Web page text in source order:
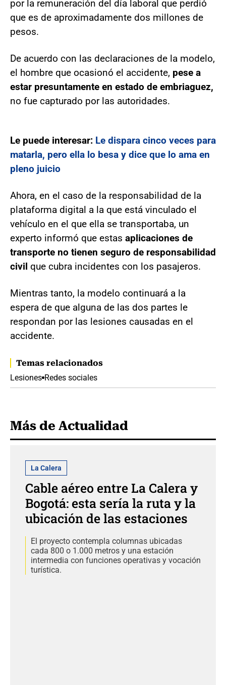
por la remuneración del día laboral que perdió
que es de aproximadamente dos millones de
pesos.
De acuerdo con las declaraciones de la modelo,
el hombre que ocasionó el accidente, pese a
estar presuntamente en estado de embriaguez,
no fue capturado por las autoridades.
Le puede interesar: Le dispara cinco veces para
matarla, pero ella lo besa y dice que lo ama en
pleno juicio
Ahora, en el caso de la responsabilidad de la
plataforma digital a la que está vinculado el
vehículo en el que ella se transportaba, un
experto informó que estas aplicaciones de
transporte no tienen seguro de responsabilidad
civil que cubra incidentes con los pasajeros.
Mientras tanto, la modelo continuará a la
espera de que alguna de las dos partes le
respondan por las lesiones causadas en el
accidente.
Temas relacionados
Lesiones Redes sociales
Más de Actualidad
La Calera
Cable aéreo entre La Calera y
Bogotá: esta sería la ruta y la
ubicación de las estaciones
El proyecto contempla columnas ubicadas
cada 800 o 1.000 metros y una estación
intermedia con funciones operativas y vocación
turística.